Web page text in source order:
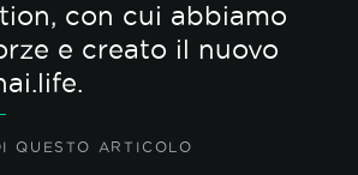
con cui abbiamo
e creato il nuovo
QUESTO ARTICOLO